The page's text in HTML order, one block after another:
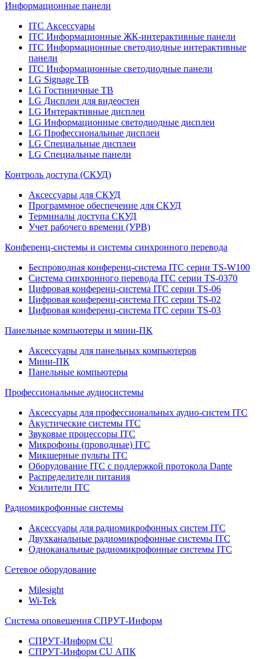
Информационные панели
ITC Аксессуары
ITC Информационные ЖК-интерактивные панели
ITC Информационные светодиодные интерактивные
панели
ITC Информационные светодиодные панели
LG Signage ТВ
LG Гостиничные ТВ
LG Дисплеи для видеостен
LG Интерактивные дисплеи
LG Информационные светодиодные дисплеи
LG Профессиональные дисплеи
LG Специальные дисплеи
LG Специальные панели
Контроль доступа (СКУД)
Аксессуары для СКУД
Программное обеспечение для СКУД
Терминалы доступа СКУД
Учет рабочего времени (УРВ)
Конференц-системы и системы синхронного перевода
Беспроводная конференц-система ITC серии TS-W100
Система синхронного перевода ITC серии TS-0370
Цифровая конференц-система ITC серии TS-06
Цифровая конференц-система ITC серии TS-02
Цифровая конференц-система ITC серии TS-03
Панельные компьютеры и мини-ПК
Аксессуары для панельных компьютеров
Мини-ПК
Панельные компьютеры
Профессиональные аудиосистемы
Аксессуары для профессиональных аудио-систем ITC
Акустические системы ITC
Звуковые процессоры ITC
Микрофоны (проводные) ITC
Микшерные пульты ITC
Оборудование ITC с поддержкой протокола Dante
Распределители питания
Усилители ITC
Радиомикрофонные системы
Аксессуары для радиомикрофонных систем ITC
Двухканальные радиомикрофонные системы ITC
Одноканальные радиомикрофонные системы ITC
Сетевое оборудование
Milesight
Wi-Tek
Система оповещения СПРУТ-Информ
СПРУТ-Информ CU
СПРУТ-Информ CU АПК